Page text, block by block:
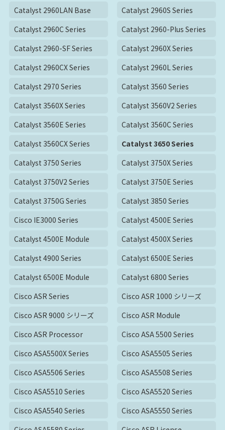
Catalyst 2960LAN Base
Catalyst 2960S Series
Catalyst 2960C Series
Catalyst 2960-Plus Series
Catalyst 2960-SF Series
Catalyst 2960X Series
Catalyst 2960CX Series
Catalyst 2960L Series
Catalyst 2970 Series
Catalyst 3560 Series
Catalyst 3560X Series
Catalyst 3560V2 Series
Catalyst 3560E Series
Catalyst 3560C Series
Catalyst 3560CX Series
Catalyst 3650 Series
Catalyst 3750 Series
Catalyst 3750X Series
Catalyst 3750V2 Series
Catalyst 3750E Series
Catalyst 3750G Series
Catalyst 3850 Series
Cisco IE3000 Series
Catalyst 4500E Series
Catalyst 4500E Module
Catalyst 4500X Series
Catalyst 4900 Series
Catalyst 6500E Series
Catalyst 6500E Module
Catalyst 6800 Series
Cisco ASR Series
Cisco ASR 1000 シリーズ
Cisco ASR 9000 シリーズ
Cisco ASR Module
Cisco ASR Processor
Cisco ASA 5500 Series
Cisco ASA5500X Series
Cisco ASA5505 Series
Cisco ASA5506 Series
Cisco ASA5508 Series
Cisco ASA5510 Series
Cisco ASA5520 Series
Cisco ASA5540 Series
Cisco ASA5550 Series